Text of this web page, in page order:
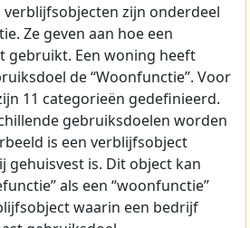
verblijfsobjecten zijn onderdeel
Ze geven aan hoe een
gebruikt. Een woning heeft
de “Woonfunctie”. Voor
11 categorieën gedefinieerd.
gebruiksdoelen worden
is een verblijfsobject
gehuisvest is. Dit object kan
als een “woonfunctie”
waarin een bedrijf